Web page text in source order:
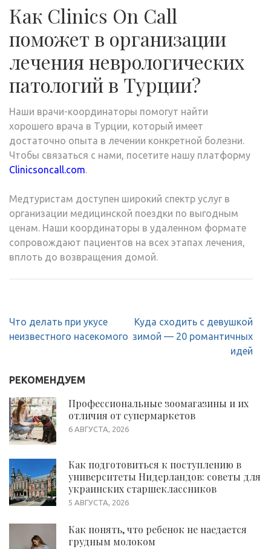
Как Clinics On Call
поможет в организации
лечения неврологических
патологий в Турции?
Наши врачи-координаторы помогут найти
хорошего врача в Турции, который имеет
достаточно опыта в лечении конкретной болезни.
Чтобы связаться с нами, посетите нашу платформу
Clinicsoncall.com.
Медтуристам доступен широкий спектр услуг в
организации медицинской поездки по выгодным
ценам. Наши координаторы в удаленном формате
сопровождают пациентов на всех этапах лечения,
вплоть до возвращения домой.
Навигация
по
Что делать при укусе
неизвестного насекомого
Куда сходить с девушкой
зимой — 20 романтичных
идей
РЕКОМЕНДУЕМ
Профессиональные зоомагазины и их
отличия от супермаркетов
6 АВГУСТА, 2026
Как подготовиться к поступлению в
университеты Нидерландов: советы для
украинских старшеклассников
5 АВГУСТА, 2026
Как понять, что ребенок не наедается
грудным молоком